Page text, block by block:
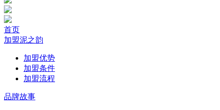
首页
加盟泥之韵
加盟优势
加盟条件
加盟流程
品牌故事